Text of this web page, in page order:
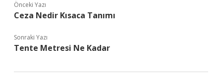
Önceki Yazı
Ceza Nedir Kısaca Tanımı
Sonraki Yazı
Tente Metresi Ne Kadar